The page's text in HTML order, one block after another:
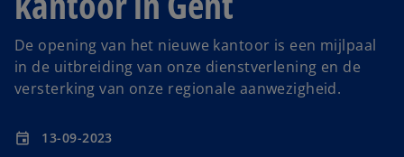
De opening van het nieuwe kantoor is een mijlpaal
in de uitbreiding van onze dienstverlening en de
versterking van onze regionale aanwezigheid.
event 13-09-2023